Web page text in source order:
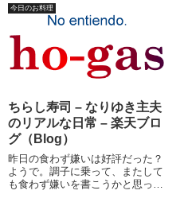
クセスあります。何故？もしかし
て・・・義母ネタで終わっていた
ので、アクシデント発生？既にや
られた？あるいは、これからや
ら...
今日のお料理
ちらし寿司 – なりゆき主夫
のリアルな日常 – 楽天ブロ
グ（Blog）
昨日の食わず嫌いは好評だった？
ようで。調子に乗って、またして
も食わず嫌いを書こうかと思って